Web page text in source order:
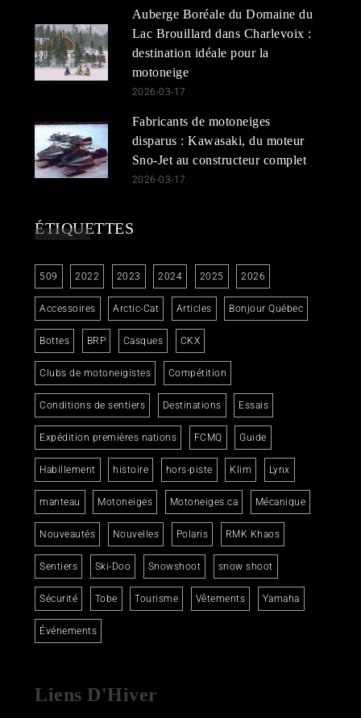
Auberge Boréale du Domaine du
Lac Brouillard dans Charlevoix :
destination idéale pour la
motoneige
2026-03-17
Fabricants de motoneiges
disparus : Kawasaki, du moteur
Sno-Jet au constructeur complet
2026-03-17
ÉTIQUETTES
509 2022 2023 2024 2025 2026
Accessoires Arctic-Cat Articles Bonjour Québec
Bottes BRP Casques CKX
Clubs de motoneigistes Compétition
Conditions de sentiers Destinations Essais
Expédition premières nations FCMQ Guide
Habillement histoire hors-piste Klim Lynx
manteau Motoneiges Motoneiges.ca Mécanique
Nouveautés Nouvelles Polaris RMK Khaos
Sentiers Ski-Doo Snowshoot snow shoot
Sécurité Tobe Tourisme Vêtements Yamaha
Événements
Liens D'Hiver